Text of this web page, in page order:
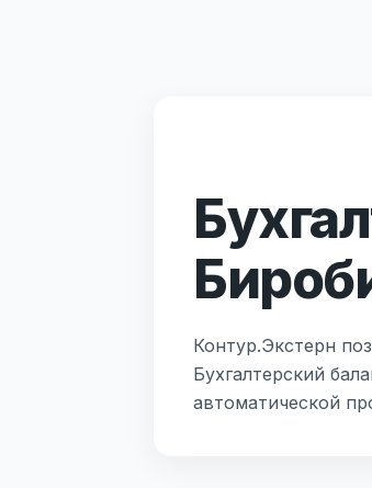
Контур.Экстерн
Бухгалтерский
автоматической